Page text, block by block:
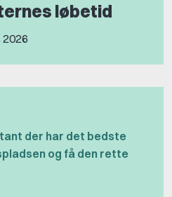
løbetid
2026
der har det bedste
og få den rette